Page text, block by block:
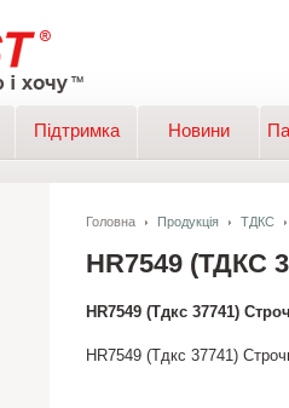
Підтримка Новини
Головна Продукція ТДКС
HR7549
HR7549 (Тдкс 37741)
HR7549 (Тдкс 37741)